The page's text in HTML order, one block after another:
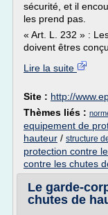
sécurité, et il
les prend pas.
« Art. L. 232 » :
doivent êtres
Lire la suite
Site : http://
Thèmes liés :
equipement de
hauteur / structure
protection contre
contre les chutes
Le garde-
chutes de